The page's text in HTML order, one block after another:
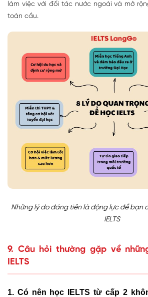
làm việc với đối tác nước ngoài và mở
toàn cầu.
Những lý do đáng tiền là động lực để bạn
IELTS
9. Câu hỏi thường gặp về
IELTS
1. Có nên học IELTS từ cấp 2